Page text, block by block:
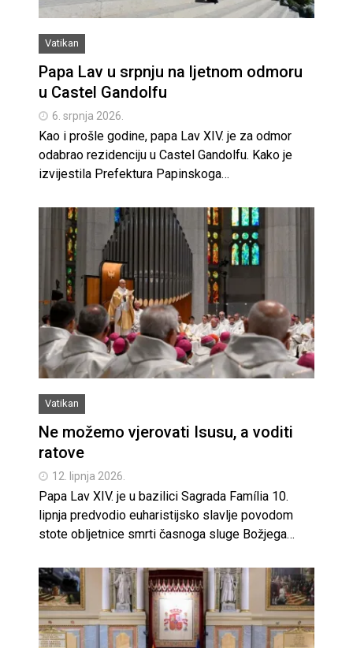
Vatikan
Papa Lav u srpnju na ljetnom odmoru
u Castel Gandolfu
6. srpnja 2026.
Kao i prošle godine, papa Lav XIV. je za odmor
odabrao rezidenciju u Castel Gandolfu. Kako je
izvijestila Prefektura Papinskoga…
Vatikan
Ne možemo vjerovati Isusu, a voditi
ratove
12. lipnja 2026.
Papa Lav XIV. je u bazilici Sagrada Família 10.
lipnja predvodio euharistijsko slavlje povodom
stote obljetnice smrti časnoga sluge Božjega…